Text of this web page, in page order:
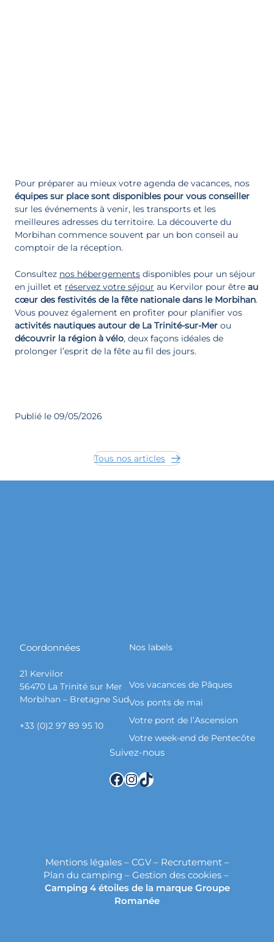
Pour préparer au mieux votre agenda de vacances, nos
équipes sur place sont disponibles pour vous conseiller
sur les événements à venir, les transports et les
meilleures adresses du territoire. La découverte du
Morbihan commence souvent par un bon conseil au
comptoir de la réception.
Consultez nos hébergements disponibles pour un séjour
en juillet et réservez votre séjour au Kervilor pour être au
cœur des festivités de la fête nationale dans le Morbihan.
Vous pouvez également en profiter pour planifier vos
activités nautiques autour de La Trinité-sur-Mer ou
découvrir la région à vélo, deux façons idéales de
prolonger l’esprit de la fête au fil des jours.
Publié le 09/05/2026
Tous nos articles
Coordonnées
21 Kervilor
56470 La Trinité sur Mer
Morbihan – Bretagne Sud
+33 (0)2 97 89 95 10
Nos labels
Vos vacances de Pâques
Vos ponts de mai
Votre pont de l’Ascension
Votre week-end de Pentecôte
Suivez-nous
Facebook InstagramTikTok
Mentions légales– CGV– Recrutement–
Plan du camping – Gestion des cookies–
Camping 4 étoiles de la marque Groupe
Romanée